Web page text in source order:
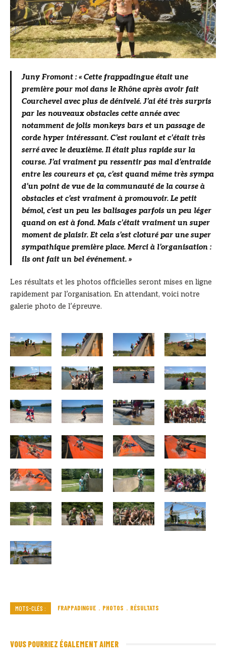
Juny Fromont : « Cette frappadingue était une
première pour moi dans le Rhône après avoir fait
Courchevel avec plus de dénivelé. J’ai été très surpris
par les nouveaux obstacles cette année avec
notamment de jolis monkeys bars et un passage de
corde hyper intéressant. C’est roulant et c’était très
serré avec le deuxième. Il était plus rapide sur la
course. J’ai vraiment pu ressentir pas mal d’entraide
entre les coureurs et ça, c’est quand même très sympa
d’un point de vue de la communauté de la course à
obstacles et c’est vraiment à promouvoir. Le petit
bémol, c’est un peu les balisages parfois un peu léger
quand on est à fond. Mais c’était vraiment un super
moment de plaisir. Et cela s’est cloturé par une super
sympathique première place. Merci à l’organisation :
ils ont fait un bel événement. »
Les résultats et les photos officielles seront mises en ligne
rapidement par l’organisation. En attendant, voici notre
galerie photo de l’épreuve.
MOTS-CLÉS : FRAPPADINGUE PHOTOS RÉSULTATS
VOUS POURRIEZ ÉGALEMENT AIMER